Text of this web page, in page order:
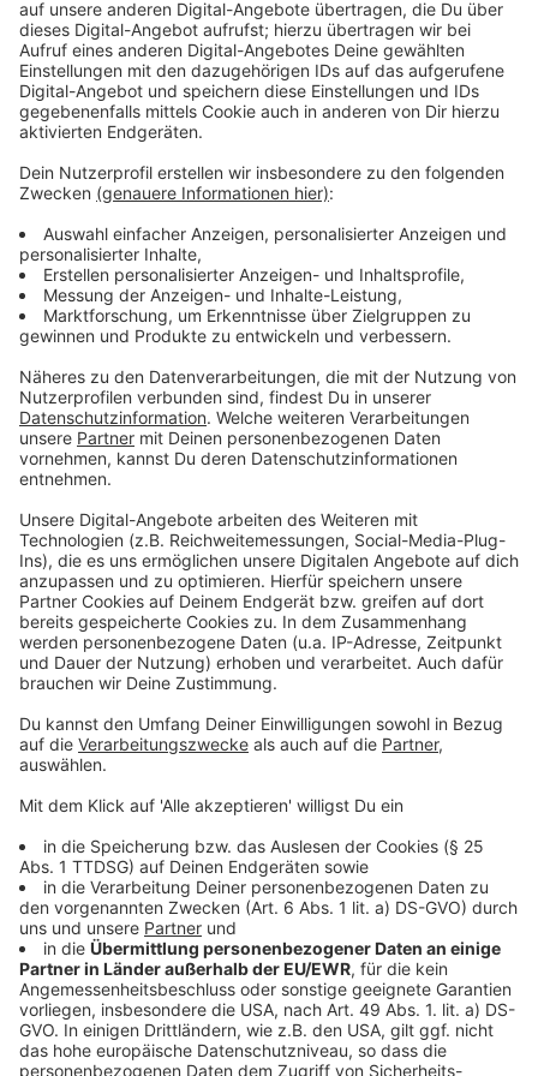
Anzeige
Vollen schöpfen, Matthias Zimmermann, Cedric Itten
und Christian Rasmussen sind einsatzfähig. Anpfiff der
Partie ist am Sonntag um 13:30 Uhr, wir sind dann
wieder live dabei.
Anzeige
Anzeige
Hier geht es zur Fortuna:
Unsere Fortuna-Sonderseite:
Fortuna für Alle:
Anzeige
Folge uns für mehr News & Updates:
Anzeige
Livestream|Instagram|Facebook|WhatsApp-Kanal
Anzeige